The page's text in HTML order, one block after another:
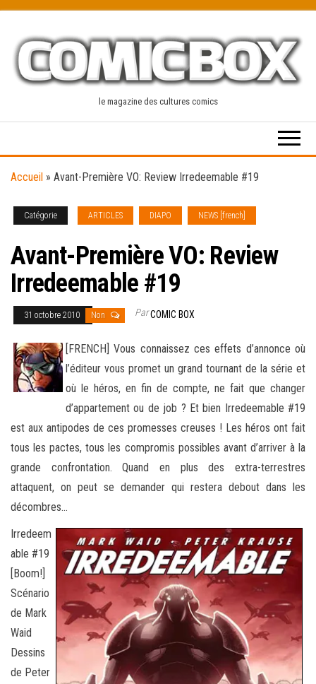
content
le magazine des cultures comics
Accueil » Avant-Première VO: Review Irredeemable #19
Catégorie ARTICLES DIAPO NEWS [french]
Avant-Première VO: Review
Irredeemable #19
31 octobre 2010 Non ParCOMIC BOX
[FRENCH] Vous connaissez ces effets d’annonce où
l’éditeur vous promet un grand tournant de la série et
où le héros, en fin de compte, ne fait que changer
d’appartement ou de job ? Et bien Irredeemable #19
est aux antipodes de ces promesses creuses ! Les héros ont fait
tous les pactes, tous les compromis possibles avant d’arriver à la
grande confrontation. Quand en plus des extra-terrestres
attaquent, on peut se demander qui restera debout dans les
décombres…
Irredeem
able #19
[Boom!]
Scénario
de Mark
Waid
Dessins
de Peter